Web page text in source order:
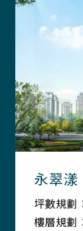
永翠漾
坪數規劃
樓層規劃